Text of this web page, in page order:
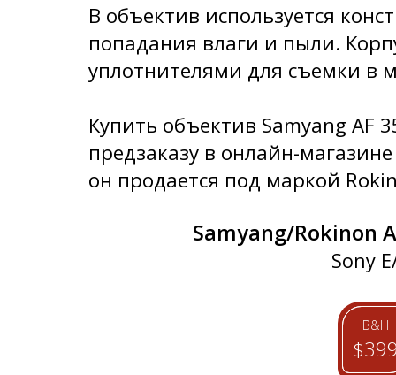
В объектив используется
попадания влаги и пыли.
уплотнителями для съемки в
Купить объектив Samyang AF
предзаказу в онлайн-
он продается под маркой
Samyang/Rokinon
Sony
B&H